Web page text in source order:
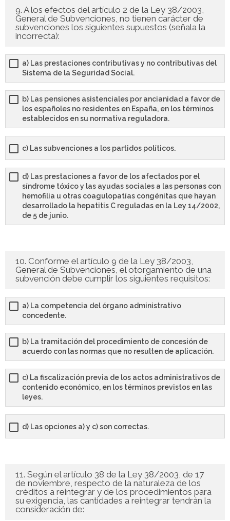
9. A los efectos del artículo 2 de la Ley 38/2003,
General de Subvenciones, no tienen carácter de
subvenciones los siguientes supuestos (señala la
incorrecta):
a) Las prestaciones contributivas y no contributivas del
Sistema de la Seguridad Social.
b) Las pensiones asistenciales por ancianidad a favor de
los españoles no residentes en España, en los términos
establecidos en su normativa reguladora.
c) Las subvenciones a los partidos políticos.
d) Las prestaciones a favor de los afectados por el
síndrome tóxico y las ayudas sociales a las personas con
hemofilia u otras coagulopatías congénitas que hayan
desarrollado la hepatitis C reguladas en la Ley 14/2002,
de 5 de junio.
10. Conforme el artículo 9 de la Ley 38/2003,
General de Subvenciones, el otorgamiento de una
subvención debe cumplir los siguientes requisitos:
a) La competencia del órgano administrativo
concedente.
b) La tramitación del procedimiento de concesión de
acuerdo con las normas que no resulten de aplicación.
c) La fiscalización previa de los actos administrativos de
contenido económico, en los términos previstos en las
leyes.
d) Las opciones a) y c) son correctas.
11. Según el artículo 38 de la Ley 38/2003, de 17
de noviembre, respecto de la naturaleza de los
créditos a reintegrar y de los procedimientos para
su exigencia, las cantidades a reintegrar tendrán la
consideración de: